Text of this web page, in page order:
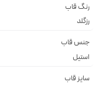
رنگ قاب
رزگلد
جنس قاب
استيل
سایز قاب